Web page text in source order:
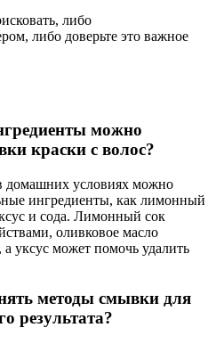
либо
либо доверьте это важное
можно
краски с волос?
домашних условиях можно
ингредиенты, как лимонный
и сода. Лимонный сок
оливковое масло
уксус может помочь удалить
методы смывки для
результата?